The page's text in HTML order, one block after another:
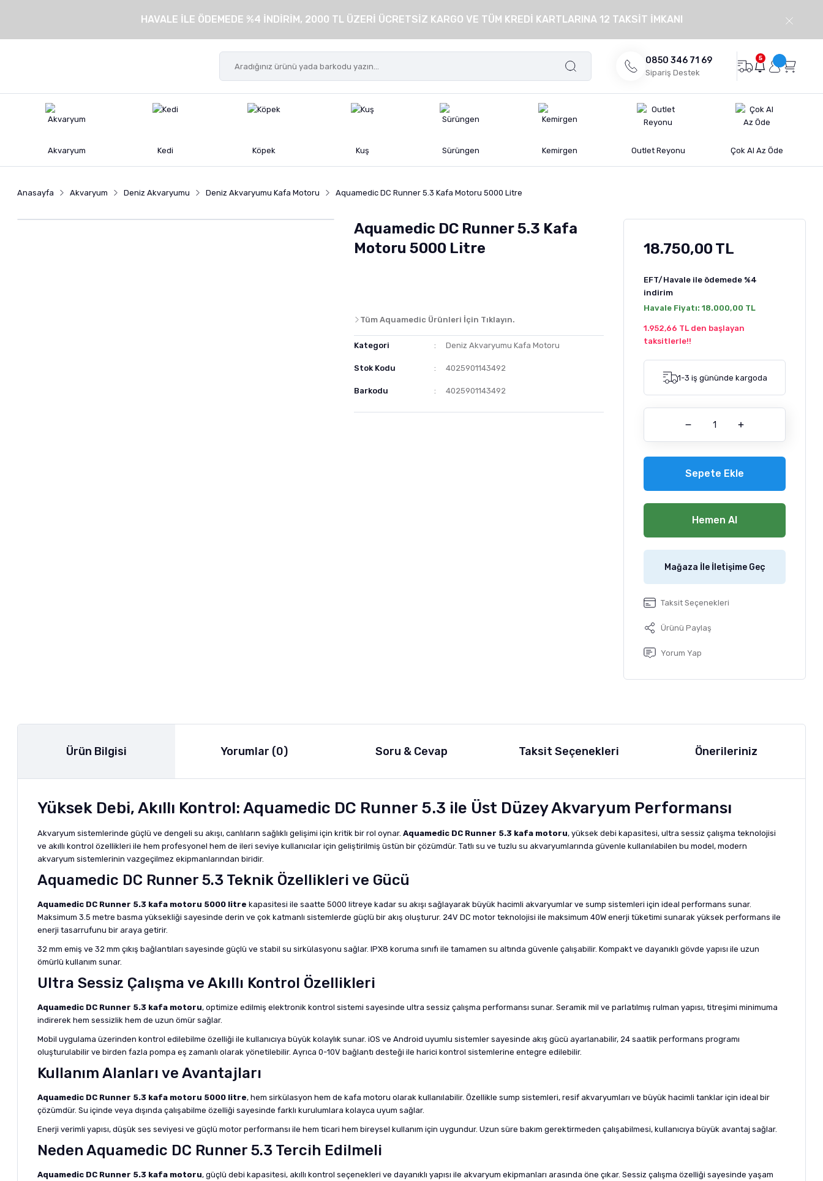
HAVALE İLE ÖDEMEDE %4 İNDİRİM, 2000 TL ÜZERİ ÜCRETSİZ KARGO VE TÜM KREDİ KARTLARINA 12 TAKSİT İMKANI
0850 346 71 69
Sipariş Destek
5
Akvaryum Kedi Köpek Kuş Sürüngen Kemirgen Outlet Reyonu Çok Al Az Öde
Anasayfa Akvaryum Deniz Akvaryumu Deniz Akvaryumu Kafa Motoru Aquamedic DC Runner 5.3 Kafa Motoru 5000 Litre
Aquamedic DC Runner 5.3 Kafa
Motoru 5000 Litre
Tüm Aquamedic Ürünleri İçin Tıklayın.
Kategori Deniz Akvaryumu Kafa Motoru
Stok Kodu 4025901143492
Barkodu 4025901143492
18.750,00 TL
EFT/Havale ile ödemede %4
indirim
Havale Fiyatı: 18.000,00 TL
1.952,66 TL den başlayan
taksitlerle!!
1-3 iş gününde kargoda
Sepete Ekle
Hemen Al
Mağaza İle İletişime Geç
Taksit Seçenekleri
Ürünü Paylaş
Yorum Yap
Ürün Bilgisi Yorumlar (0) Soru & Cevap Taksit Seçenekleri Önerileriniz
Yüksek Debi, Akıllı Kontrol: Aquamedic DC Runner 5.3 ile Üst Düzey Akvaryum Performansı
Akvaryum sistemlerinde güçlü ve dengeli su akışı, canlıların sağlıklı gelişimi için kritik bir rol oynar. Aquamedic DC Runner 5.3 kafa motoru, yüksek debi kapasitesi, ultra sessiz çalışma teknolojisi
ve akıllı kontrol özellikleri ile hem profesyonel hem de ileri seviye kullanıcılar için geliştirilmiş üstün bir çözümdür. Tatlı su ve tuzlu su akvaryumlarında güvenle kullanılabilen bu model, modern
akvaryum sistemlerinin vazgeçilmez ekipmanlarından biridir.
Aquamedic DC Runner 5.3 Teknik Özellikleri ve Gücü
Aquamedic DC Runner 5.3 kafa motoru 5000 litre kapasitesi ile saatte 5000 litreye kadar su akışı sağlayarak büyük hacimli akvaryumlar ve sump sistemleri için ideal performans sunar.
Maksimum 3.5 metre basma yüksekliği sayesinde derin ve çok katmanlı sistemlerde güçlü bir akış oluşturur. 24V DC motor teknolojisi ile maksimum 40W enerji tüketimi sunarak yüksek performans ile
enerji tasarrufunu bir araya getirir.
32 mm emiş ve 32 mm çıkış bağlantıları sayesinde güçlü ve stabil su sirkülasyonu sağlar. IPX8 koruma sınıfı ile tamamen su altında güvenle çalışabilir. Kompakt ve dayanıklı gövde yapısı ile uzun
ömürlü kullanım sunar.
Ultra Sessiz Çalışma ve Akıllı Kontrol Özellikleri
Aquamedic DC Runner 5.3 kafa motoru, optimize edilmiş elektronik kontrol sistemi sayesinde ultra sessiz çalışma performansı sunar. Seramik mil ve parlatılmış rulman yapısı, titreşimi minimuma
indirerek hem sessizlik hem de uzun ömür sağlar.
Mobil uygulama üzerinden kontrol edilebilme özelliği ile kullanıcıya büyük kolaylık sunar. iOS ve Android uyumlu sistemler sayesinde akış gücü ayarlanabilir, 24 saatlik performans programı
oluşturulabilir ve birden fazla pompa eş zamanlı olarak yönetilebilir. Ayrıca 0-10V bağlantı desteği ile harici kontrol sistemlerine entegre edilebilir.
Kullanım Alanları ve Avantajları
Aquamedic DC Runner 5.3 kafa motoru 5000 litre, hem sirkülasyon hem de kafa motoru olarak kullanılabilir. Özellikle sump sistemleri, resif akvaryumları ve büyük hacimli tanklar için ideal bir
çözümdür. Su içinde veya dışında çalışabilme özelliği sayesinde farklı kurulumlara kolayca uyum sağlar.
Enerji verimli yapısı, düşük ses seviyesi ve güçlü motor performansı ile hem ticari hem bireysel kullanım için uygundur. Uzun süre bakım gerektirmeden çalışabilmesi, kullanıcıya büyük avantaj sağlar.
Neden Aquamedic DC Runner 5.3 Tercih Edilmeli
Aquamedic DC Runner 5.3 kafa motoru, güçlü debi kapasitesi, akıllı kontrol seçenekleri ve dayanıklı yapısı ile akvaryum ekipmanları arasında öne çıkar. Sessiz çalışma özelliği sayesinde yaşam